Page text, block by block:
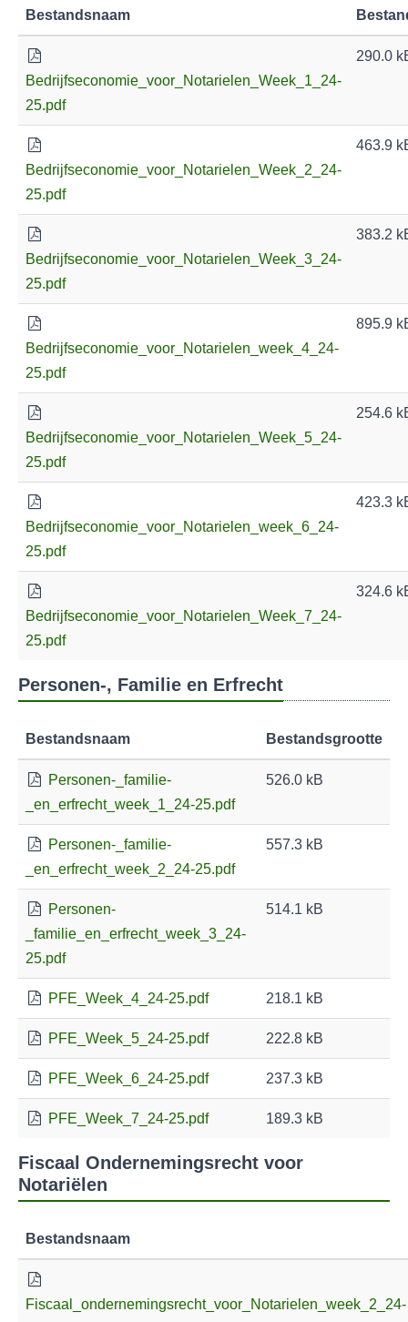
Bestandsnaam
Bedrijfseconomie_voor_Notarielen_Week_1_24-
25.pdf
290.0
Bedrijfseconomie_voor_Notarielen_Week_2_24-
25.pdf
463.9
Bedrijfseconomie_voor_Notarielen_Week_3_24-
25.pdf
383.2
Bedrijfseconomie_voor_Notarielen_week_4_24-
25.pdf
895.9
Bedrijfseconomie_voor_Notarielen_Week_5_24-
25.pdf
254.6
Bedrijfseconomie_voor_Notarielen_week_6_24-
25.pdf
423.3
Bedrijfseconomie_voor_Notarielen_Week_7_24-
25.pdf
324.6
Personen-, Familie en Erfrecht
Bestandsnaam Bestandsgrootte
Personen-_familie-
_en_erfrecht_week_1_24-25.pdf
526.0 kB
Personen-_familie-
_en_erfrecht_week_2_24-25.pdf
557.3 kB
Personen-
_familie_en_erfrecht_week_3_24-
25.pdf
514.1 kB
PFE_Week_4_24-25.pdf 218.1 kB
PFE_Week_5_24-25.pdf 222.8 kB
PFE_Week_6_24-25.pdf 237.3 kB
PFE_Week_7_24-25.pdf 189.3 kB
Fiscaal Ondernemingsrecht voor
Notariëlen
Bestandsnaam
Fiscaal_ondernemingsrecht_voor_Notarielen_week_2_24-